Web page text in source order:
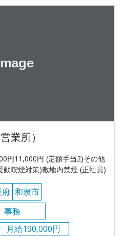
業所）
円11,000円 (定額手当2)その他
喫煙対策)敷地内禁煙 (正社員)
府 和泉市
事務
月給190,000円